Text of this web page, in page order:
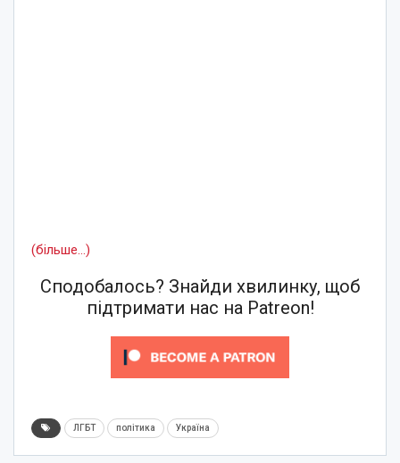
(більше…)
Сподобалось? Знайди хвилинку, щоб
підтримати нас на Patreon!
ЛГБТ політика Україна